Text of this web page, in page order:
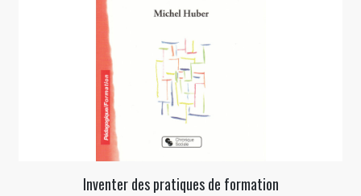
Inventer des pratiques de formation